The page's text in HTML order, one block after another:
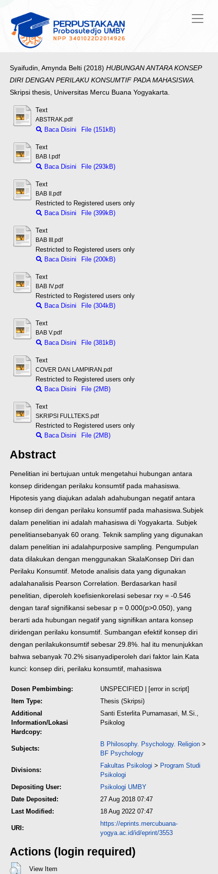
Syaifudin, Amynda Belti (2018) HUBUNGAN ANTARA KONSEP
DIRI DENGAN PERILAKU KONSUMTIF PADA MAHASISWA.
Skripsi thesis, Universitas Mercu Buana Yogyakarta.
Text
ABSTRAK.pdf
Baca Disini File (151kB)
Text
BAB I.pdf
Baca Disini File (293kB)
Text
BAB II.pdf
Restricted to Registered users only
Baca Disini
File (399kB)
Text
BAB III.pdf
Restricted to Registered users only
Baca Disini
File (200kB)
Text
BAB IV.pdf
Restricted to Registered users only
Baca Disini
File (304kB)
Text
BAB V.pdf
Baca Disini File (381kB)
Text
COVER DAN LAMPIRAN.pdf
Restricted to Registered users only
Baca Disini
File (2MB)
Text
SKRIPSI FULLTEKS.pdf
Restricted to Registered users only
Baca Disini
File (2MB)
Abstract
Penelitian ini bertujuan untuk mengetahui hubungan antara
konsep diridengan perilaku konsumtif pada mahasiswa.
Hipotesis yang diajukan adalah adahubungan negatif antara
konsep diri dengan perilaku konsumtif pada mahasiswa. Subjek
dalam penelitian ini adalah mahasiswa di Yogyakarta. Subjek
penelitiansebanyak 60 orang. Teknik sampling yang digunakan
dalam penelitian ini adalahpurposive sampling. Pengumpulan
data dilakukan dengan menggunakan SkalaKonsep Diri dan
Perilaku Konsumtif. Metode analisis data yang digunakan
adalahanalisis Pearson Correlation. Berdasarkan hasil
penelitian, diperoleh koefisienkorelasi sebesar rxy = -0.546
dengan taraf signifikansi sebesar p = 0.000(p>0.050), yang
berarti ada hubungan negatif yang signifikan antara konsep
diridengan perilaku konsumtif. Sumbangan efektif konsep diri
dengan perilakukonsumtif sebesar 29.8%. hal itu menunjukkan
bahwa sebanyak 70.2% sisanyadiperoleh dari faktor lain. Kata
kunci: konsep diri, perilaku konsumtif, mahasiswa
Dosen Pembimbing:
UNSPECIFIED | [error in script]
Item Type:
Thesis (Skripsi)
Additional
Information/Lokasi
Hardcopy:
Santi Esterlita Purnamasari, M.Si.,
Psikolog
Subjects:
B Philosophy. Psychology. Religion >
BF Psychology
Divisions:
Fakultas Psikologi > Program Studi
Psikologi
Depositing User:
Psikologi UMBY
Date Deposited:
27 Aug 2018 07:47
Last Modified:
18 Aug 2022 07:47
URI:
https://eprints.mercubuana-
yogya.ac.id/id/eprint/3553
Actions (login required)
View Item